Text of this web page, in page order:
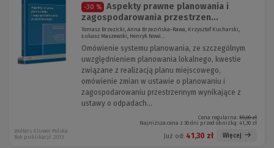
-30 %
Aspekty prawne planowania i
zagospodarowania przestrzen...
Tomasz Brzezicki, Anna Brzezińska-Rawa, Krzysztof Kucharski,
Łukasz Maszewski, Henryk Nowi...
Omówienie systemu planowania, ze szczególnym
uwzględnieniem planowania lokalnego, kwestie
związane z realizacją planu miejscowego,
omówienie zmian w ustawie o planowaniu i
zagospodarowaniu przestrzennym wynikające z
ustawy o odpadach...
Cena regularna: 59,00 zł
Najniższa cena z 30 dni przed obniżką: 41,30 zł
Już od: 41,30 zł Więcej
Wolters Kluwer Polska
Rok publikacji: 2013